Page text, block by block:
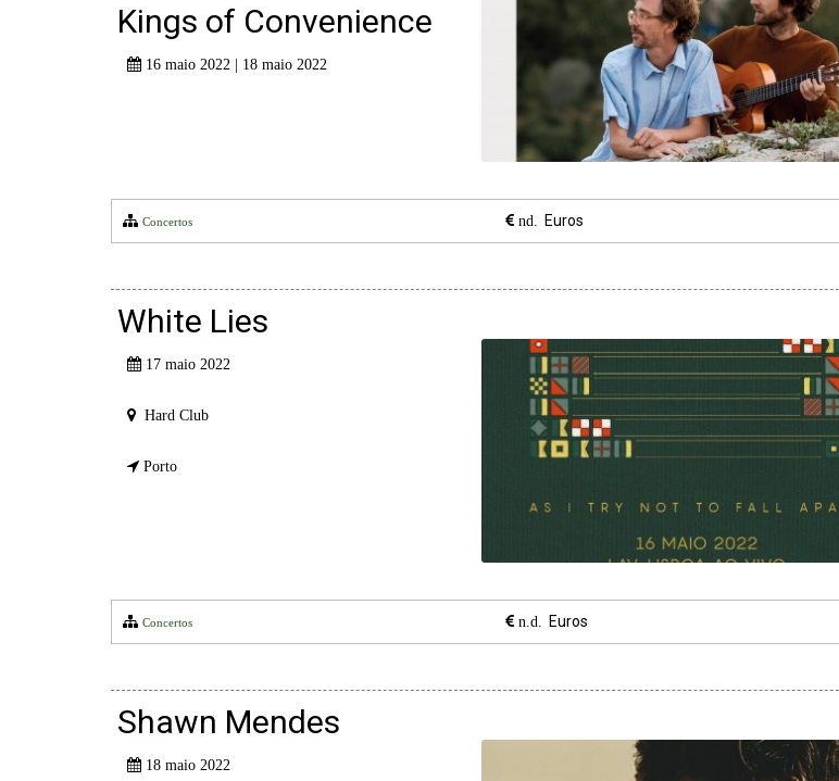
Kings of Convenience
16 maio 2022 | 18 maio 2022
Concertos nd. Euros
White Lies
17 maio 2022
Hard Club
Porto
Concertos n.d. Euros
Shawn Mendes
18 maio 2022